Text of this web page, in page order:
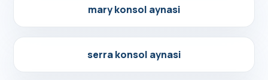
Detayları Gör
mary konsol aynasi
Detayları Gör
serra konsol aynasi